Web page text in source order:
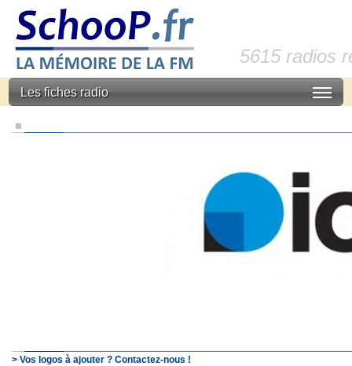
5615 radios
Les fiches radio
> Vos logos à ajouter ? Contactez-nous !